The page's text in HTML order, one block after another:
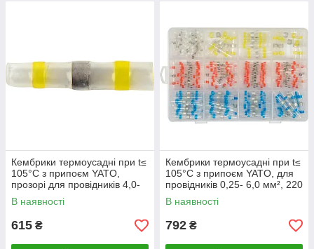
Кембрики термоусадні при t≤
105°C з припоєм YATO,
прозорі для провідників 4,0-
6,0 мм², 100 шт [100]
В наявності
615 ₴
Кембрики термоусадні при t≤
105°C з припоєм YATO, для
провідників 0,25- 6,0 мм², 220
шт [60]
В наявності
792 ₴